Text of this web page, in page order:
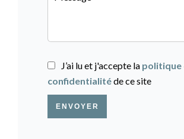
J’ai lu et j'accepte la politique
confidentialitéde ce site
ENVOYER